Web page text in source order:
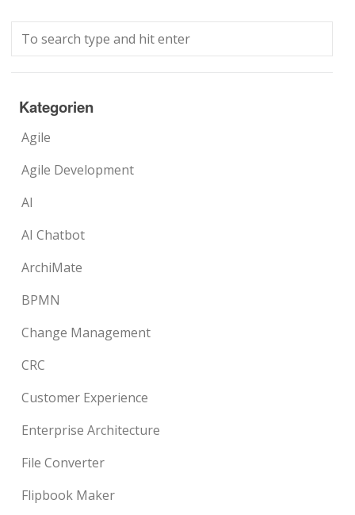
Kategorien
Agile
Agile Development
AI
AI Chatbot
ArchiMate
BPMN
Change Management
CRC
Customer Experience
Enterprise Architecture
File Converter
Flipbook Maker